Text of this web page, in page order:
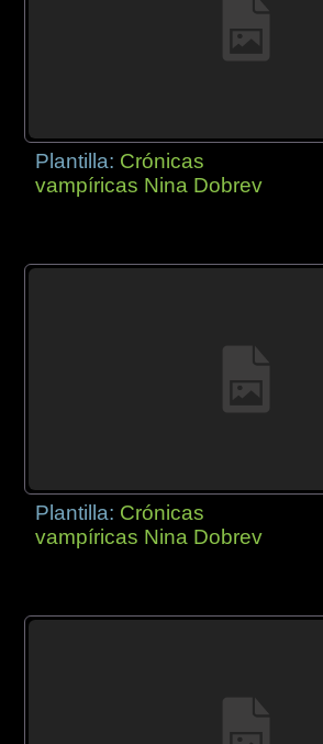
Plantilla: Crónicas
vampíricas Nina Dobrev
Plantilla: Crónicas
vampíricas Nina Dobrev